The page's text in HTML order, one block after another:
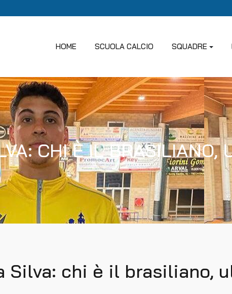
HOME SCUOLA CALCIO SQUADRE
CHI È IL BRASILIANO,
Silva: chi è il brasiliano,